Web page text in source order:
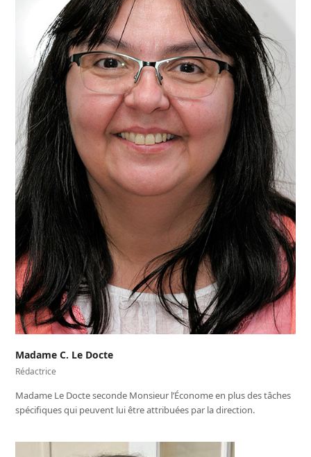
Madame C. Le Docte
Rédactrice
Madame Le Docte seconde Monsieur l’Économe en plus des tâches
spécifiques qui peuvent lui être attribuées par la direction.